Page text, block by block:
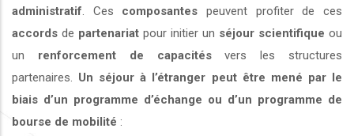
administratif . Ces composantes peuvent profiter de ces
accords de partenariat pour initier un séjour scientifique ou
un renforcement de capacitésvers les structures
partenaires. Un séjour à l’étranger peut être mené par le
biais d’un programme d’échange ou d’un programme de
bourse de mobilité :